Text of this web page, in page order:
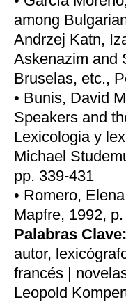
among
Andrzej Katn,
Askenazim and
Bruselas, etc.,
• Bunis, David
Speakers and
Lexicologia y
Michael
pp. 339-431
• Romero,
Mapfre, 1992,
Palabras Clave:
autor,
francés |
Leopold